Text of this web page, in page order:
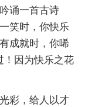
诵一首古诗
笑时，你快乐
成就时，你唏
！因为快乐之花
彩，给人以才